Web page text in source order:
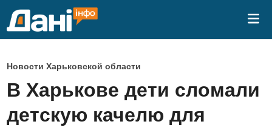
О
п
у
б
Новости Харьковской области
В Харькове дети сломали
детскую качелю для